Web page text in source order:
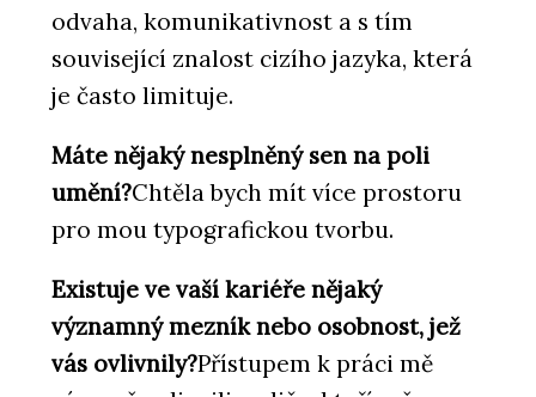
odvaha, komunikativnost a s tím
související znalost cizího jazyka, která
je často limituje.
Máte nějaký nesplněný sen na poli
umění?Chtěla bych mít více prostoru
pro mou typografickou tvorbu.
Existuje ve vaší kariéře nějaký
významný mezník nebo osobnost, jež
vás ovlivnily?Přístupem k práci mě